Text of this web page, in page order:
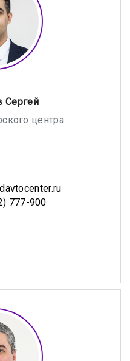
Сергей
центра
777-900